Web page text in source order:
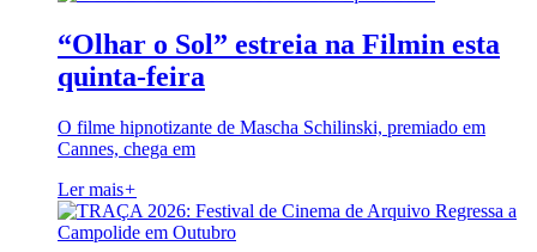
“Olhar o Sol” estreia na Filmin esta
quinta-feira
O filme hipnotizante de Mascha Schilinski, premiado em
Cannes, chega em
Ler mais+